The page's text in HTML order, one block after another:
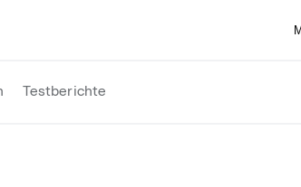
Testberichte